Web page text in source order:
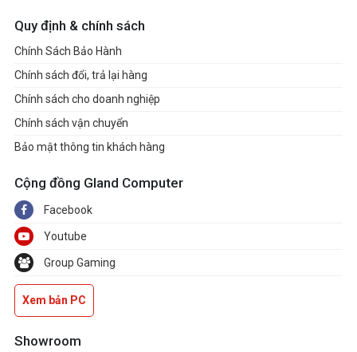
Quy định & chính sách
Chính Sách Bảo Hành
Chính sách đổi, trả lại hàng
Chính sách cho doanh nghiệp
Chính sách vận chuyển
Bảo mật thông tin khách hàng
Cộng đồng Gland Computer
Facebook
Youtube
Group Gaming
Xem bản PC
Showroom